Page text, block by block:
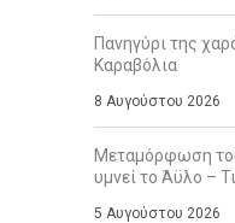
Πανηγύρι της
Καραβόλια
8 Αυγούστου 2026
Μεταμόρφωση
υμνεί το Άϋλο –
5 Αυγούστου 2026